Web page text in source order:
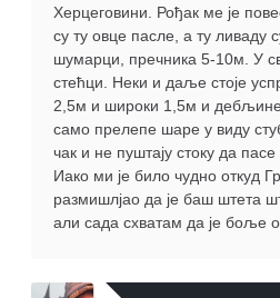
Херцеговини. Рођак ме је
су ту овце пасле, а ту ливаду
шумарци, пречника 5-10м. У
стећци. Неки и даље стоје
2,5м и широки 1,5м и дебљине
само прелепе шаре у виду
чак и не пуштају стоку да
Иако ми је било чудно откуд
размишлјао да је баш штета
али сада схватам да је боље